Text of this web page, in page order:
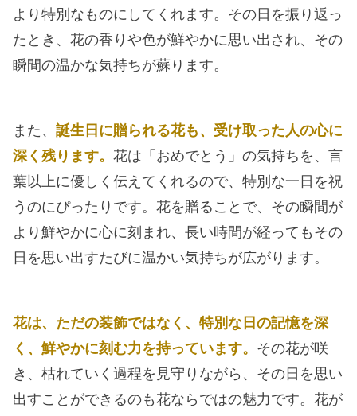
より特別なものにしてくれます。その日を振り返っ
たとき、花の香りや色が鮮やかに思い出され、その
瞬間の温かな気持ちが蘇ります。
また、 誕生日に贈られる花も、受け取った人の心に
深く残ります。 花は「おめでとう」の気持ちを、言
葉以上に優しく伝えてくれるので、特別な一日を祝
うのにぴったりです。花を贈ることで、その瞬間が
より鮮やかに心に刻まれ、長い時間が経ってもその
日を思い出すたびに温かい気持ちが広がります。
花は、ただの装飾ではなく、特別な日の記憶を深
く、鮮やかに刻む力を持っています。 その花が咲
き、枯れていく過程を見守りながら、その日を思い
出すことができるのも花ならではの魅力です。花が